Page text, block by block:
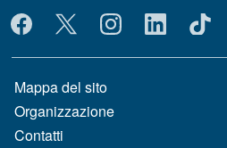
MENÙ SOCIAL
MENÙ FOOTER 1
Mappa del sito
Organizzazione
Contatti